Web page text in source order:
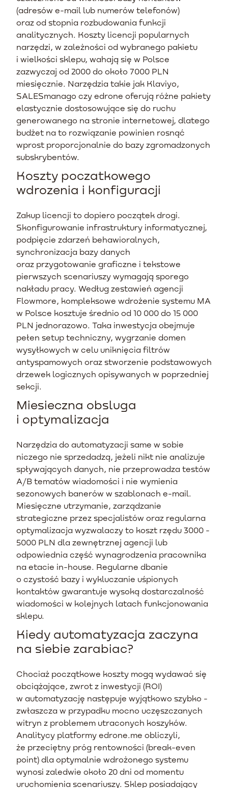
(adresów e-mail lub numerów telefonów)
oraz od stopnia rozbudowania funkcji
analitycznych. Koszty licencji popularnych
narzędzi, w zależności od wybranego pakietu
i wielkości sklepu, wahają się w Polsce
zazwyczaj od 2000 do około 7000 PLN
miesięcznie. Narzędzia takie jak Klaviyo,
SALESmanago czy edrone oferują różne pakiety
elastycznie dostosowujące się do ruchu
generowanego na stronie internetowej, dlatego
budżet na to rozwiązanie powinien rosnąć
wprost proporcjonalnie do bazy zgromadzonych
subskrybentów.
Koszty poczatkowego
wdrozenia i konfiguracji
Zakup licencji to dopiero początek drogi.
Skonfigurowanie infrastruktury informatycznej,
podpięcie zdarzeń behawioralnych,
synchronizacja bazy danych
oraz przygotowanie graficzne i tekstowe
pierwszych scenariuszy wymagają sporego
nakładu pracy. Według zestawień agencji
Flowmore, kompleksowe wdrożenie systemu MA
w Polsce kosztuje średnio od 10 000 do 15 000
PLN jednorazowo. Taka inwestycja obejmuje
pełen setup techniczny, wygrzanie domen
wysyłkowych w celu uniknięcia filtrów
antyspamowych oraz stworzenie podstawowych
drzewek logicznych opisywanych w poprzedniej
sekcji.
Miesieczna obsluga
i optymalizacja
Narzędzia do automatyzacji same w sobie
niczego nie sprzedadzą, jeżeli nikt nie analizuje
spływających danych, nie przeprowadza testów
A/B tematów wiadomości i nie wymienia
sezonowych banerów w szablonach e-mail.
Miesięczne utrzymanie, zarządzanie
strategiczne przez specjalistów oraz regularna
optymalizacja wyzwalaczy to koszt rzędu 3000 -
5000 PLN dla zewnętrznej agencji lub
odpowiednia część wynagrodzenia pracownika
na etacie in-house. Regularne dbanie
o czystość bazy i wykluczanie uśpionych
kontaktów gwarantuje wysoką dostarczalność
wiadomości w kolejnych latach funkcjonowania
sklepu.
Kiedy automatyzacja zaczyna
na siebie zarabiac?
Chociaż początkowe koszty mogą wydawać się
obciążające, zwrot z inwestycji (ROI)
w automatyzację następuje wyjątkowo szybko -
zwłaszcza w przypadku mocno uczęszczanych
witryn z problemem utraconych koszyków.
Analitycy platformy edrone.me obliczyli,
że przeciętny próg rentowności (break-even
point) dla optymalnie wdrożonego systemu
wynosi zaledwie około 20 dni od momentu
uruchomienia scenariuszy. Sklep posiadający